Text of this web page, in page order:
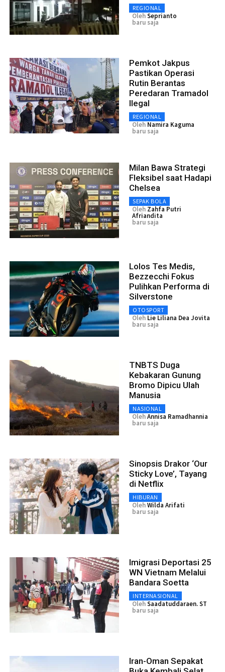
REGIONAL
OlehSeprianto
baru saja
Pemkot Jakpus
Pastikan Operasi
Rutin Berantas
Peredaran Tramadol
Ilegal
REGIONAL
Oleh Namira Kaguma
baru saja
Milan Bawa Strategi
Fleksibel saat Hadapi
Chelsea
SEPAK BOLA
Oleh Zahfa Putri
Afriandita
baru saja
Lolos Tes Medis,
Bezzecchi Fokus
Pulihkan Performa di
Silverstone
OTOSPORT
Oleh Lie Liliana Dea Jovita
baru saja
TNBTS Duga
Kebakaran Gunung
Bromo Dipicu Ulah
Manusia
NASIONAL
OlehAnnisa Ramadhannia
baru saja
Sinopsis Drakor ‘Our
Sticky Love’, Tayang
di Netflix
HIBURAN
OlehWilda Arifati
baru saja
Imigrasi Deportasi 25
WN Vietnam Melalui
Bandara Soetta
INTERNASIONAL
OlehSaadatuddaraen. ST
baru saja
Iran-Oman Sepakat